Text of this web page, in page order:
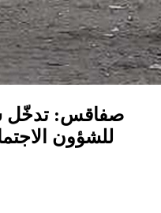
صفاقس: تدخّل
للشؤون